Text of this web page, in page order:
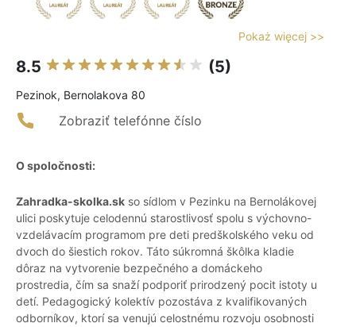
Pokaż więcej >>
8.5 (5)
Pezinok, Bernolakova 80
Zobraziť telefónne číslo
O spoločnosti:
Zahradka-skolka.sk so sídlom v Pezinku na Bernolákovej
ulici poskytuje celodennú starostlivosť spolu s výchovno-
vzdelávacím programom pre deti predškolského veku od
dvoch do šiestich rokov. Táto súkromná škôlka kladie
dôraz na vytvorenie bezpečného a domáckeho
prostredia, čím sa snaží podporiť prirodzený pocit istoty u
detí. Pedagogický kolektív pozostáva z kvalifikovaných
odborníkov, ktorí sa venujú celostnému rozvoju osobnosti